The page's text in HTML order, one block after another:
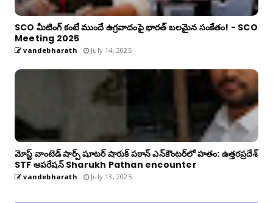
SCO మీటింగ్ కంటే ముందే ఉగ్రవాదంపై భారత్ బలమైన సంకేతం! - SCO
Meeting 2025
vandebharath July 14, 2025
మోస్ట్ వాంటెడ్ షార్ప్ షూటర్ షారుక్ పఠాన్ ఎన్‌కౌంటర్‌లో హతం: ఉత్తరప్రదేశ్
STF ఆపరేషన్ Sharukh Pathan encounter
vandebharath July 13, 2025